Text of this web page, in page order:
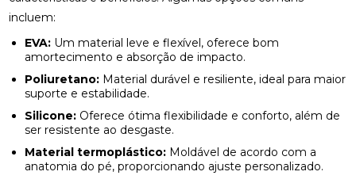
incluem:
EVA: Um material leve e flexível, oferece bom
amortecimento e absorção de impacto.
Poliuretano: Material durável e resiliente, ideal para maior
suporte e estabilidade.
Silicone: Oferece ótima flexibilidade e conforto, além de
ser resistente ao desgaste.
Material termoplástico: Moldável de acordo com a
anatomia do pé, proporcionando ajuste personalizado.
COMO A ACUPUNTURA PODE ALIVIAR A
COMO A ACUPUNTURA PODE ALIVIAR A
ENXAQUECA E MELHORAR SUA QUALIDADE DE
VIDA
COMO A ACUPUNTURA PODE ALIVIAR A